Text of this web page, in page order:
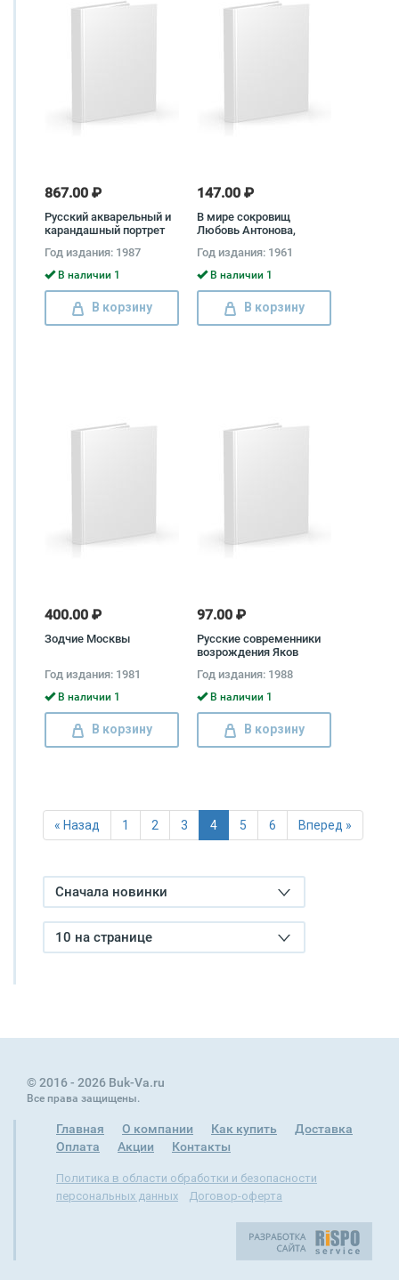
867.00 ₽
Русский акварельный и
карандашный портрет
века из музеев РСФСР
Год издания: 1987
В наличии 1
В корзину
147.00 ₽
В мире сокровищ
Любовь Антонова,
Дмитриева, Юрий
Шапиро
Год издания: 1961
В наличии 1
В корзину
400.00 ₽
Зодчие Москвы
Год издания: 1981
В наличии 1
В корзину
97.00 ₽
Русские современники
возрождения Яков
Год издания: 1988
В наличии 1
В корзину
« Назад 1 2 3 4 5 6 Вперед »
Сначала новинки
10 на странице
© 2016 - 2026 Buk-Va.ru
Все права защищены.
Главная О компании Как купить
Доставка
Оплата
Акции Контакты
Политика в области обработки и безопасности
персональных данных
Договор-оферта